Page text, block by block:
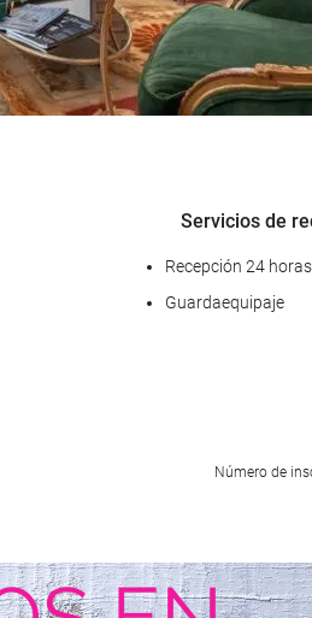
Servicios de
Recepción 24 horas
Guardaequipaje
Wifi gratis
Número de